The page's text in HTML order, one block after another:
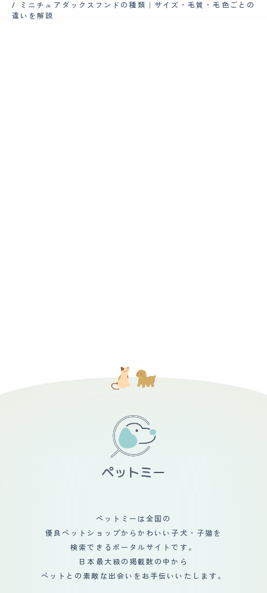
ミニチュアダックスフンドの種類｜サイズ・毛質・毛色ごとの
違いを解説
ペットミーは全国の
優良ペットショップからかわいい子犬・子猫を
検索できるポータルサイトです。
日本最大級の掲載数の中から
ペットとの素敵な出会いをお手伝いいたします。